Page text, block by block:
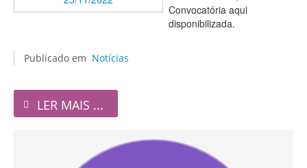
Convocatória aqui
disponibilizada.
Publicado em Notícias
LER MAIS ...